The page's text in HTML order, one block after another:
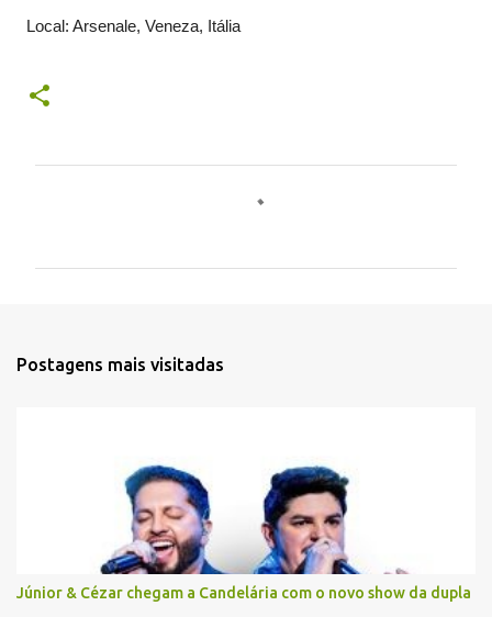
Local: Arsenale, Veneza, Itália
Postagens mais visitadas
Júnior & Cézar chegam a Candelária com o novo show da dupla